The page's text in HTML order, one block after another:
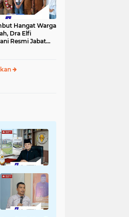
Hangat Warga
Dra Elfi
Resmi Jabat